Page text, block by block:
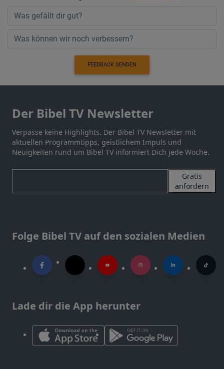
FEEDBACK SENDEN
Der Bibel TV Newsletter
Verpasse keine Highlights. Der Bibel TV Newsletter mit
aktuellen Programmtipps, geistlichem Impuls und
Neuigkeiten rund um Bibel TV informiert Dich jede Woche.
Gratis
anfordern
Folge Bibel TV auf den sozialen Medien
Lade dir die App herunter